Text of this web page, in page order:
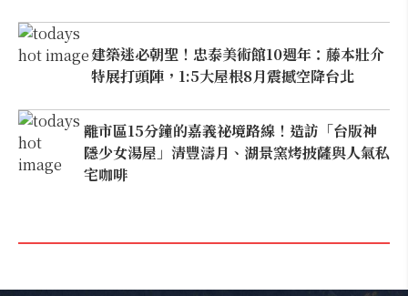
建築迷必朝聖！忠泰美術館10週年：藤本壯介
特展打頭陣，1:5大屋根8月震撼空降台北
離市區15分鐘的嘉義祕境路線！造訪「台版神
隱少女湯屋」清豐濤月、湖景窯烤披薩與人氣私
宅咖啡